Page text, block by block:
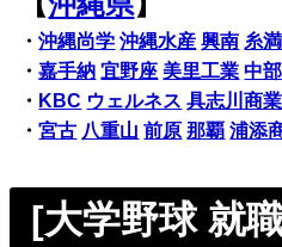
・沖縄尚学 沖縄水産 興南 糸満
・嘉手納 宜野座 美里工業 中
・ KBC ウェルネス 具志川商業
・宮古 八重山 前原 那覇 浦添
[大学野球 就